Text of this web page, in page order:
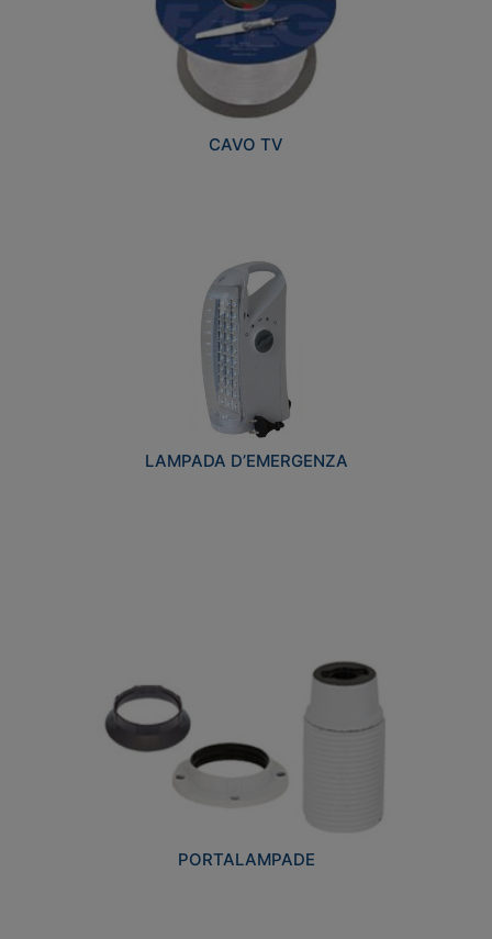
CAVO TV
LAMPADA D’EMERGENZA
PORTALAMPADE